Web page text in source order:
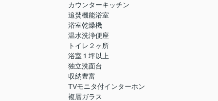
カウンターキッチン
追焚機能浴室
浴室乾燥機
温水洗浄便座
トイレ２ヶ所
浴室１坪以上
独立洗面台
収納豊富
TVモニタ付インターホン
複層ガラス